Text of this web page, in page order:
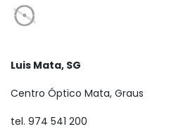
Luis Mata, SG
Centro Óptico Mata, Graus
tel. 974 541 200